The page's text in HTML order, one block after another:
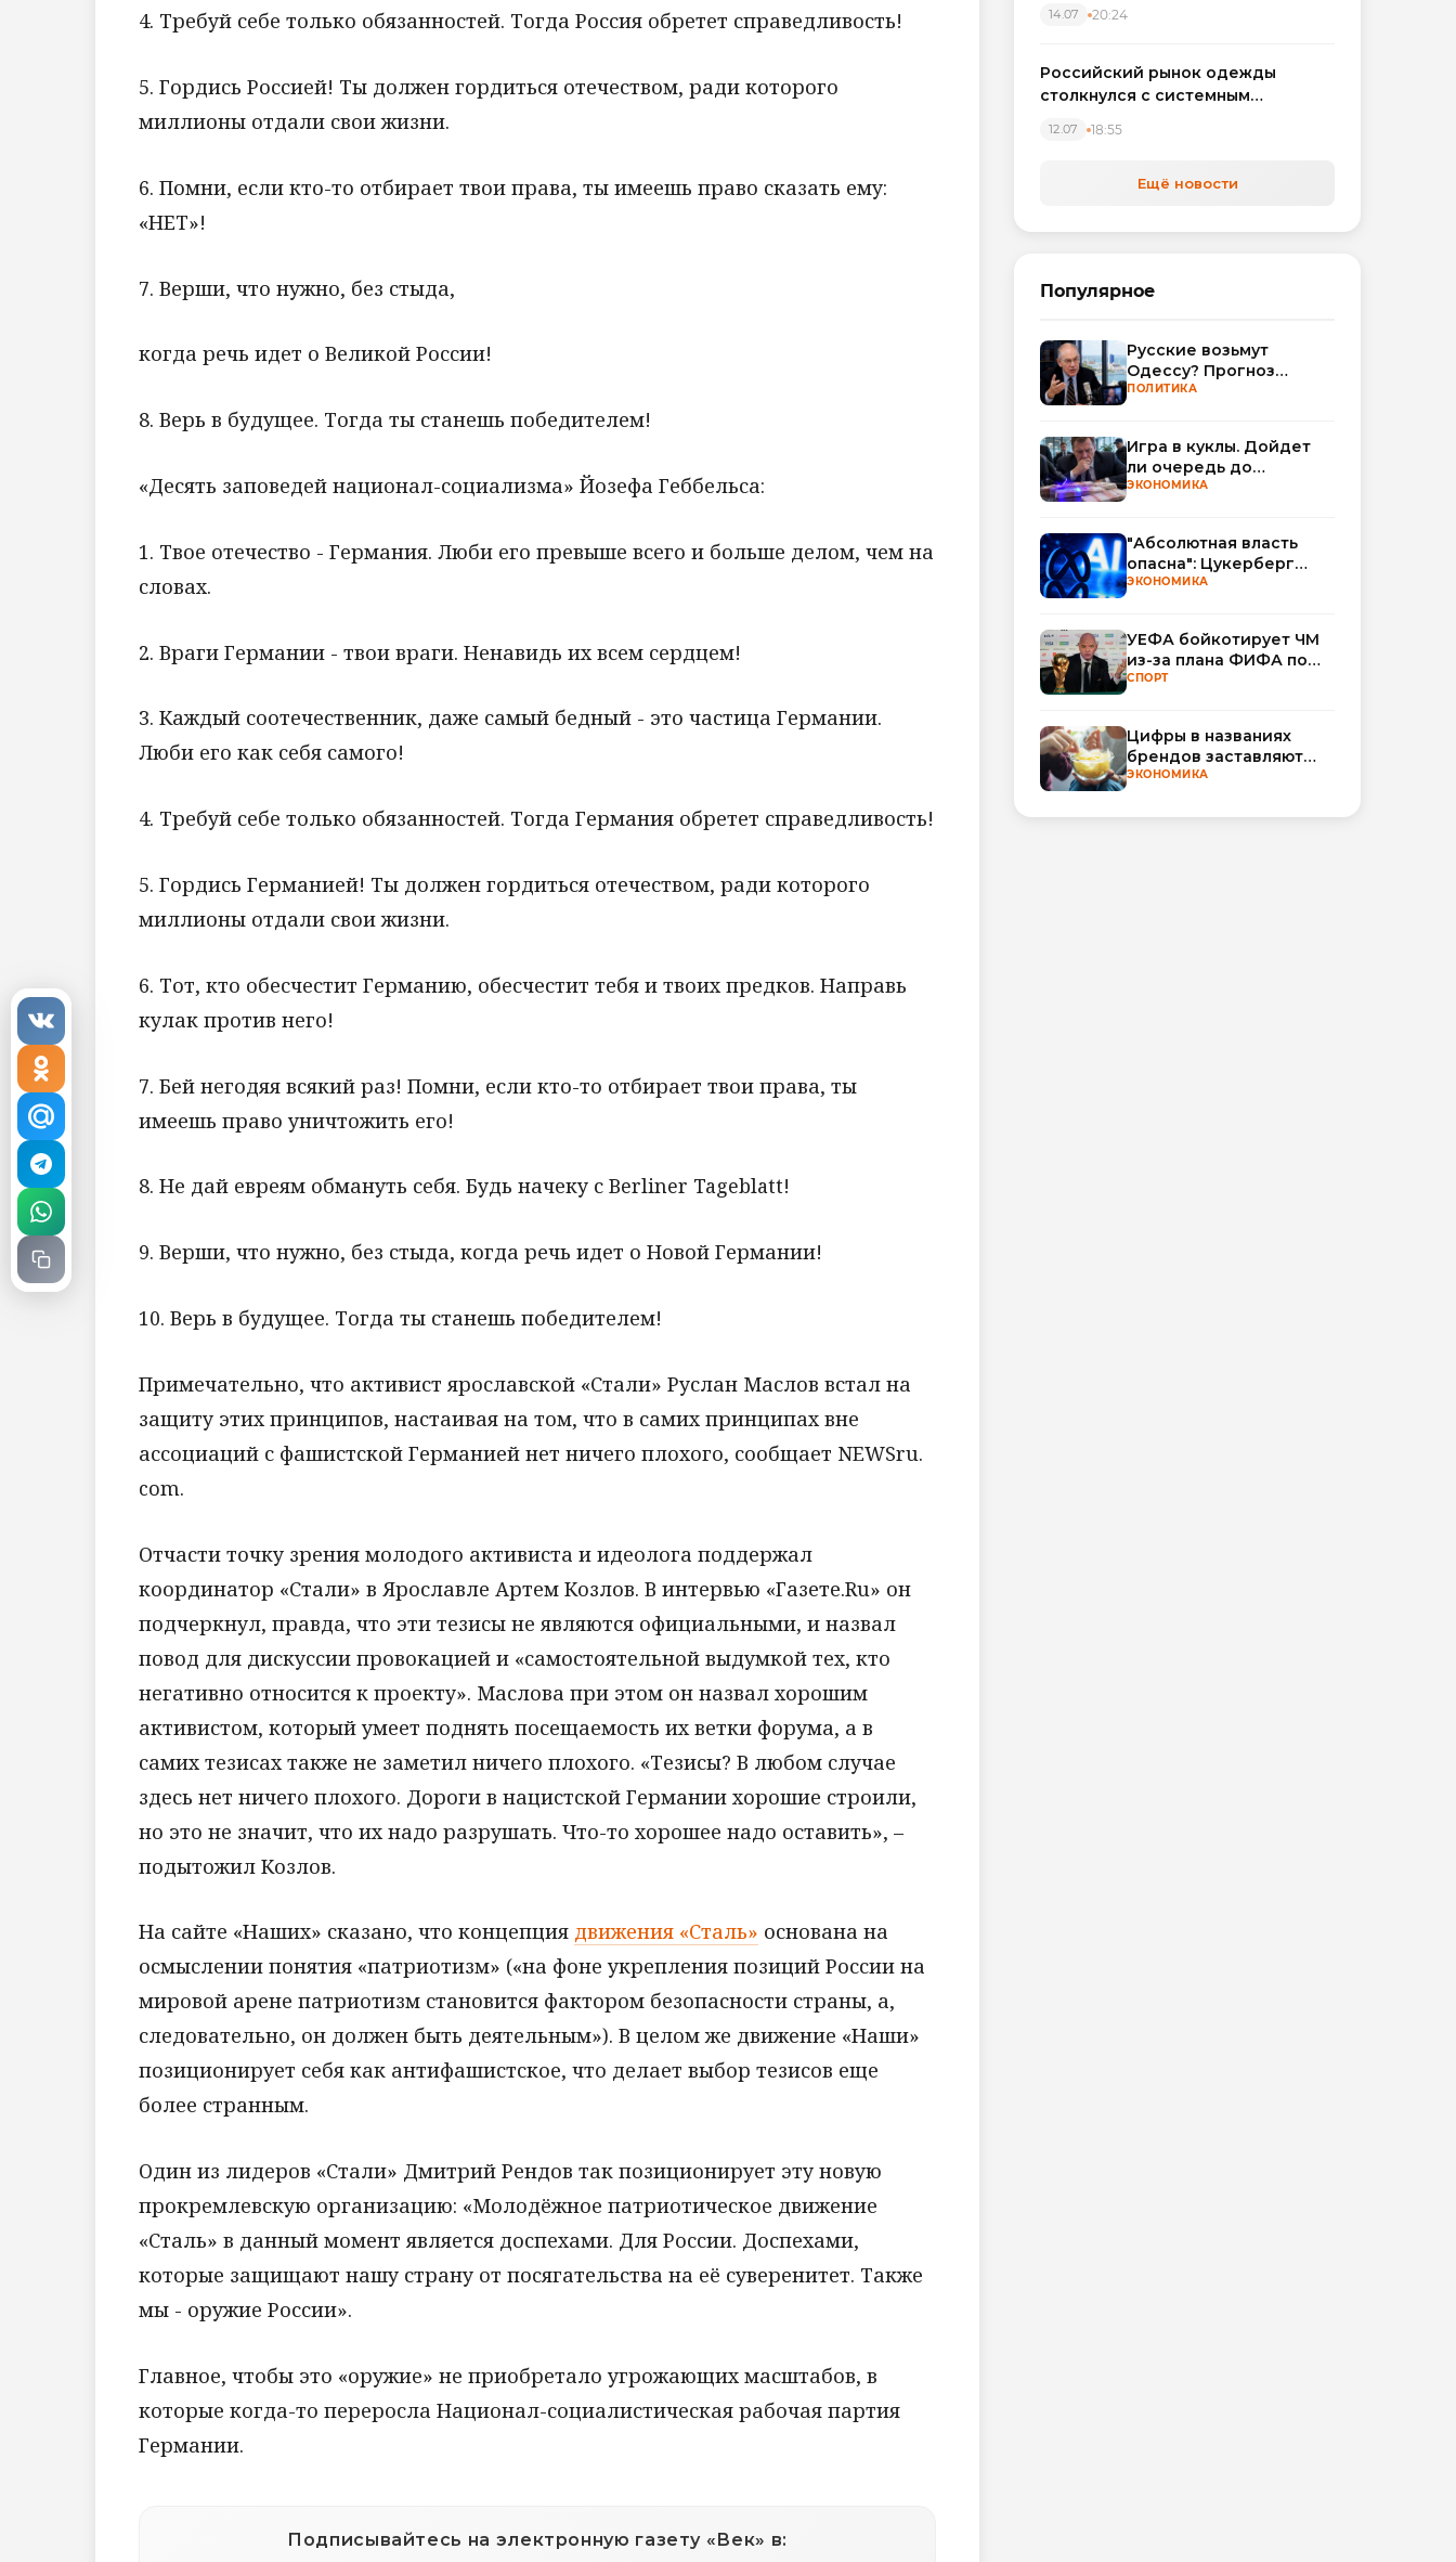
4. Требуй себе только обязанностей. Тогда Россия обретет справедливость!
5. Гордись Россией! Ты должен гордиться отечеством, ради которого
миллионы отдали свои жизни.
6. Помни, если кто-то отбирает твои права, ты имеешь право сказать ему:
«НЕТ»!
7. Верши, что нужно, без стыда,
когда речь идет о Великой России!
8. Верь в будущее. Тогда ты станешь победителем!
«Десять заповедей национал-социализма» Йозефа Геббельса:
1. Твое отечество - Германия. Люби его превыше всего и больше делом, чем на
словах.
2. Враги Германии - твои враги. Ненавидь их всем сердцем!
3. Каждый соотечественник, даже самый бедный - это частица Германии.
Люби его как себя самого!
4. Требуй себе только обязанностей. Тогда Германия обретет справедливость!
5. Гордись Германией! Ты должен гордиться отечеством, ради которого
миллионы отдали свои жизни.
6. Тот, кто обесчестит Германию, обесчестит тебя и твоих предков. Направь
кулак против него!
7. Бей негодяя всякий раз! Помни, если кто-то отбирает твои права, ты
имеешь право уничтожить его!
8. Не дай евреям обмануть себя. Будь начеку с Berliner Tageblatt!
9. Верши, что нужно, без стыда, когда речь идет о Новой Германии!
10. Верь в будущее. Тогда ты станешь победителем!
Примечательно, что активист ярославской «Стали» Руслан Маслов встал на
защиту этих принципов, настаивая на том, что в самих принципах вне
ассоциаций с фашистской Германией нет ничего плохого, сообщает NEWSru.
com.
Отчасти точку зрения молодого активиста и идеолога поддержал
координатор «Стали» в Ярославле Артем Козлов. В интервью «Газете.Ru» он
подчеркнул, правда, что эти тезисы не являются официальными, и назвал
повод для дискуссии провокацией и «самостоятельной выдумкой тех, кто
негативно относится к проекту». Маслова при этом он назвал хорошим
активистом, который умеет поднять посещаемость их ветки форума, а в
самих тезисах также не заметил ничего плохого. «Тезисы? В любом случае
здесь нет ничего плохого. Дороги в нацистской Германии хорошие строили,
но это не значит, что их надо разрушать. Что-то хорошее надо оставить», –
подытожил Козлов.
На сайте «Наших» сказано, что концепция движения «Сталь» основана на
осмыслении понятия «патриотизм» («на фоне укрепления позиций России на
мировой арене патриотизм становится фактором безопасности страны, а,
следовательно, он должен быть деятельным»). В целом же движение «Наши»
позиционирует себя как антифашистское, что делает выбор тезисов еще
более странным.
Один из лидеров «Стали» Дмитрий Рендов так позиционирует эту новую
прокремлевскую организацию: «Молодёжное патриотическое движение
«Сталь» в данный момент является доспехами. Для России. Доспехами,
которые защищают нашу страну от посягательства на её суверенитет. Также
мы - оружие России».
Главное, чтобы это «оружие» не приобретало угрожающих масштабов, в
которые когда-то переросла Национал-социалистическая рабочая партия
Германии.
Подписывайтесь на электронную газету «Век» в:
автоматизируют обработку
14.07 20:24
Российский рынок одежды
столкнулся с системным
12.07 18:55
Ещё новости
Популярное
Русские возьмут
Одессу? Прогноз
Миршаймера
ПОЛИТИКА
Игра в куклы. Дойдет
ли очередь до
Миллера?
ЭКОНОМИКА
"Абсолютная власть
опасна": Цукерберг
резко критикует OpenAI
ЭКОНОМИКА
УЕФА бойкотирует ЧМ
из-за плана ФИФА по
привлечению частных
СПОРТ
Цифры в названиях
брендов заставляют
нас ожидать более
ЭКОНОМИКА